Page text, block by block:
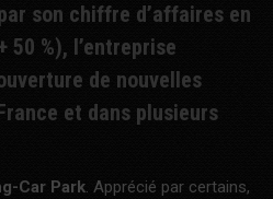
son chiffre d’affaires en
%), l’entreprise
de nouvelles
et dans plusieurs
Car Park. Apprécié par certains,